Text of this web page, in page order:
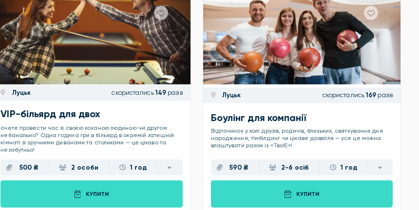
Луцьк скористались 149 разів
VIP-більярд для двох
очете провести час зі своєю коханою людиною чи другом
небанально? Одна година гри в більярд в окремій затишній
кімнаті зі зручними диванами та столиками — це цікаво та
незабутньо!
500 ₴ 2 особи 1 год
КУПИТИ
Луцьк скористались 169 разів
Боулінг для компанії
Відпочинок у колі друзів, родичів, близьких, святкування дня
народження, тімбілдинг чи цікаве дозвілля — усе це можна
влаштувати разом із «ТвоЄ»!
590 ₴ 2-6 осіб 1 год
КУПИТИ